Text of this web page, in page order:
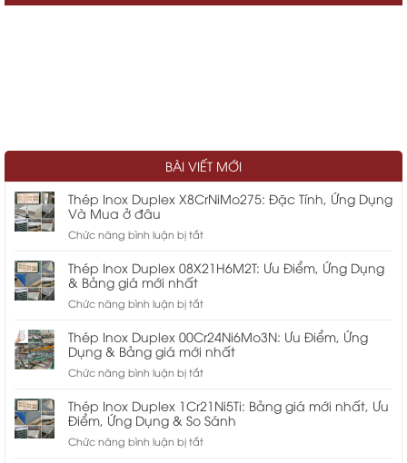
BÀI VIẾT MỚI
Thép Inox Duplex X8CrNiMo275: Đặc Tính, Ứng Dụng
Và Mua ở đâu
Chức năng bình luận bị tắtở
Inox
Ứng
Dụng
Và
ở
đâu
Thép Inox Duplex 08X21H6M2T: Ưu Điểm, Ứng Dụng
& Bảng giá mới nhất
Chức năng bình luận bị tắtở
Inox
Duplex
Ứng
Dụng
&
Thép Inox Duplex 00Cr24Ni6Mo3N: Ưu Điểm, Ứng
Dụng & Bảng giá mới nhất
Chức năng bình luận bị tắtở
Inox
Duplex
Thép Inox Duplex 1Cr21Ni5Ti: Bảng giá mới nhất, Ưu
Điểm, Ứng Dụng & So Sánh
Chức năng bình luận bị tắtở